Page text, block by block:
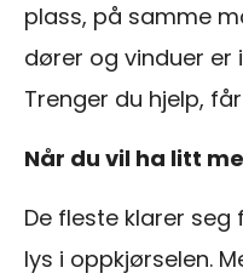
plass, på samme
dører og vinduer er
Trenger du hjelp,
Når du vil ha litt
De fleste klarer
lys i oppkjørselen.